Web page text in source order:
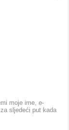
moje ime, e-
sljedeći put kada